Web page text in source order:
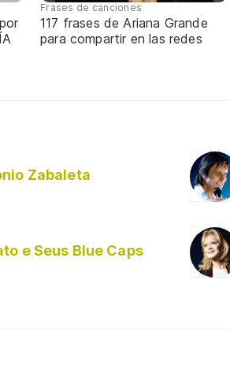
Frases de canciones
117 frases de Ariana Grande
para compartir en las redes
Zabaleta
e Seus Blue Caps